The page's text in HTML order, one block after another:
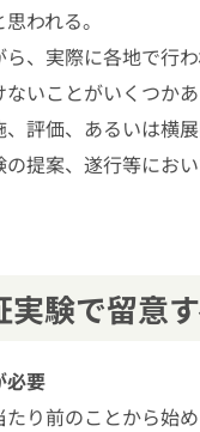
われる。
、実際に各地で行
ないことがいくつか
、評価、あるいは横
提案、遂行等にお
実験で留意
要
り前のことから始